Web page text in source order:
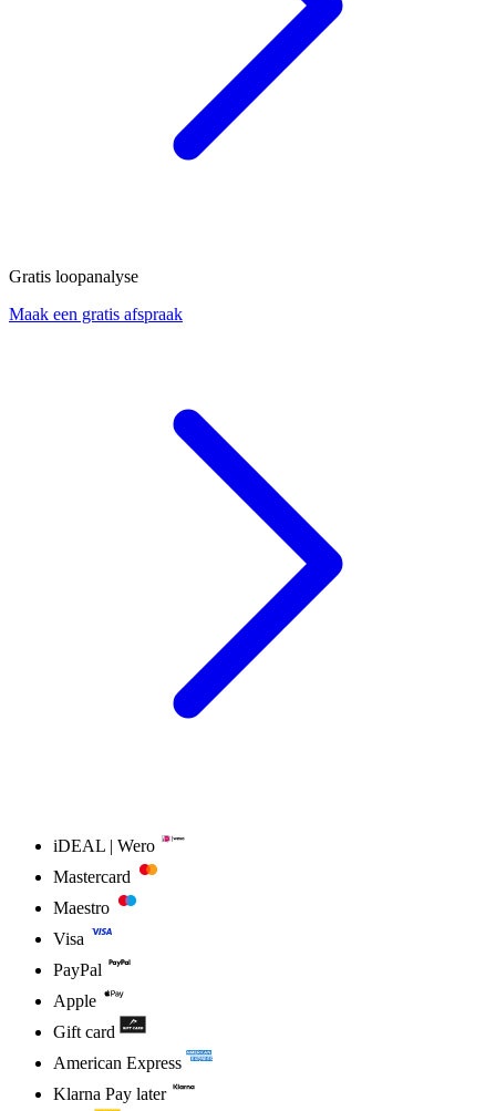
Gratis loopanalyse
Maak een gratis afspraak
iDEAL | Wero
Mastercard
Maestro
Visa
PayPal
Apple
Gift card
American Express
Klarna Pay later